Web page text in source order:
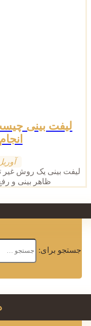
لیفت بینی
آوریل 13,
لیفت بینی یک روش غیر
ظاهر بینی و
جستجو برای: